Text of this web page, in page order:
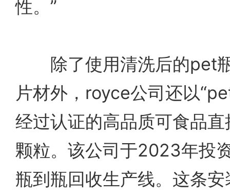
性。”
除了使用清洗后的pet
片材外，royce公司还以
经过认证的高品质可食品
颗粒。该公司于2023年投
瓶到瓶回收生产线。这条